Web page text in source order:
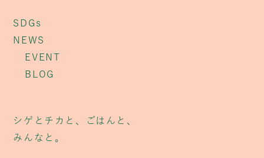
SDGs
NEWS
EVENT
BLOG
シゲとチカと、ごはんと、
みんなと。